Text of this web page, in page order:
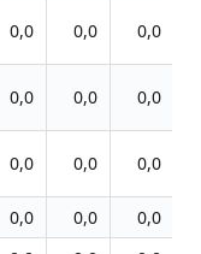
0,0 0,0 0,0
0,0 0,0 0,0
0,0 0,0 0,0
0,0 0,0
0,0